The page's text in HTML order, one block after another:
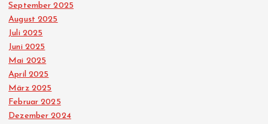
September 2025
August 2025
Juli 2025
Juni 2025
Mai 2025
April 2025
März 2025
Februar 2025
Dezember 2024